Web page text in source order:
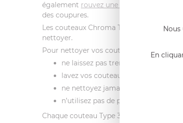
également rouvez une protection de
des coupures.
Les couteaux Chroma Type 301 sont
nettoyer.
Pour nettoyer vos couteaux de cuisine
ne laissez pas tremper vos lames
lavez vos couteaux à la main, à
ne nettoyez jamais vos couteaux
n’utilisez pas de produits chlorés
Chaque couteau Type 301 de Chroma
En